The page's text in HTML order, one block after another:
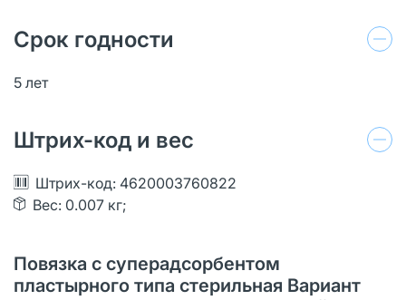
Срок годности
5 лет
Штрих-код и вес
Штрих-код: 4620003760822
Вес: 0.007 кг;
Повязка с суперадсорбентом
пластырного типа стерильная Вариант